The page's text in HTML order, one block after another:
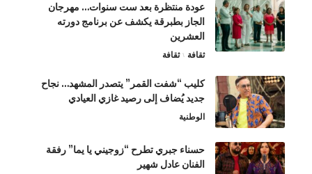
عودة منتظرة بعد ست سنوات… مهرجان
الجاز بطبرقة يكشف عن برنامج دورته
العشرين
ثقافة ثقافة
كليب “شفت القمر” يتصدر المشهد… نجاح
جديد يُضاف إلى رصيد غازي العيادي
الوطنية
حسناء جبري تطرح “زوجيني يا يما” رفقة
الفنان عادل شهير